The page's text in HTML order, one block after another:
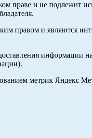
праве и не подлежит
правом и являются
информации на
метрик Яндекс